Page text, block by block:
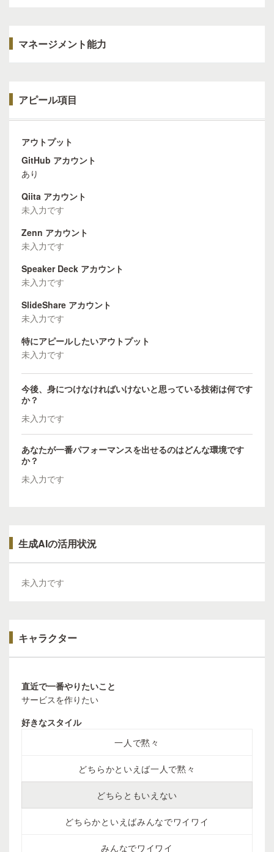
マネージメント能力
アピール項目
アウトプット
GitHub アカウント
あり
Qiita アカウント
未入力です
Zenn アカウント
未入力です
Speaker Deck アカウント
未入力です
SlideShare アカウント
未入力です
特にアピールしたいアウトプット
未入力です
今後、身につけなければいけないと思っている技術は何です
か？
未入力です
あなたが一番パフォーマンスを出せるのはどんな環境です
か？
未入力です
生成AIの活用状況
未入力です
キャラクター
直近で一番やりたいこと
サービスを作りたい
好きなスタイル
一人で黙々
どちらかといえば一人で黙々
どちらともいえない
どちらかといえばみんなでワイワイ
みんなでワイワイ